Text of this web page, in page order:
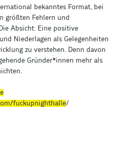
bekanntes Format, bei
größten Fehlern und
Absicht: Eine positive
Niederlagen als Gelegenheiten
zu verstehen. Denn davon
Gründer*innen mehr als
fuckupnighthalle/